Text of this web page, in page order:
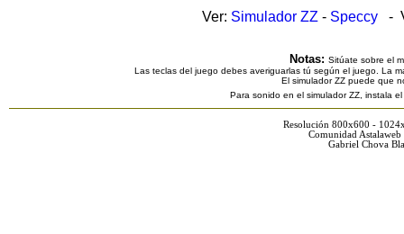
Ver: Simulador ZZ - Speccy -
Notas: Sitúate sobre el
Las teclas del juego debes averiguarlas tú según el juego. La
El simulador ZZ puede que
Para sonido en el simulador ZZ, instala
Resolución 800x600 -
Comunidad
Gabriel Chova